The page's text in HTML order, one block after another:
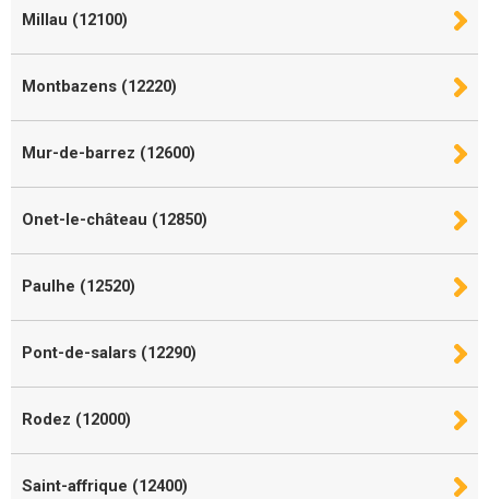
Millau (12100)
Montbazens (12220)
Mur-de-barrez (12600)
Onet-le-château (12850)
Paulhe (12520)
Pont-de-salars (12290)
Rodez (12000)
Saint-affrique (12400)